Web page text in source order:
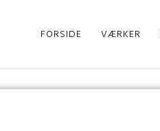
FORSIDE VÆRKER